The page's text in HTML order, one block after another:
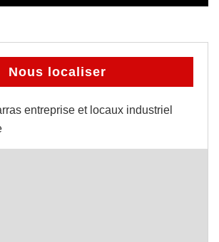
Nous localiser
entreprise et locaux industriel